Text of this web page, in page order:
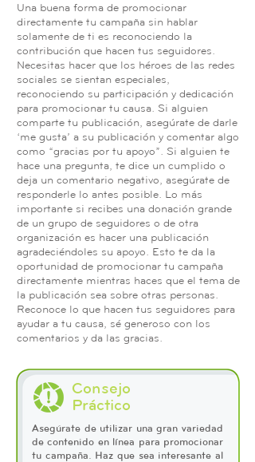
Una buena forma de promocionar
directamente tu campaña sin hablar
solamente de ti es reconociendo la
contribución que hacen tus seguidores.
Necesitas hacer que los héroes de las redes
sociales se sientan especiales,
reconociendo su participación y dedicación
para promocionar tu causa. Si alguien
comparte tu publicación, asegúrate de darle
‘me gusta’ a su publicación y comentar algo
como “gracias por tu apoyo”. Si alguien te
hace una pregunta, te dice un cumplido o
deja un comentario negativo, asegúrate de
responderle lo antes posible. Lo más
importante si recibes una donación grande
de un grupo de seguidores o de otra
organización es hacer una publicación
agradeciéndoles su apoyo. Esto te da la
oportunidad de promocionar tu campaña
directamente mientras haces que el tema de
la publicación sea sobre otras personas.
Reconoce lo que hacen tus seguidores para
ayudar a tu causa, sé generoso con los
comentarios y da las gracias.
Consejo
Práctico
Asegúrate de utilizar una gran variedad
de contenido en línea para promocionar
tu campaña. Haz que sea interesante al